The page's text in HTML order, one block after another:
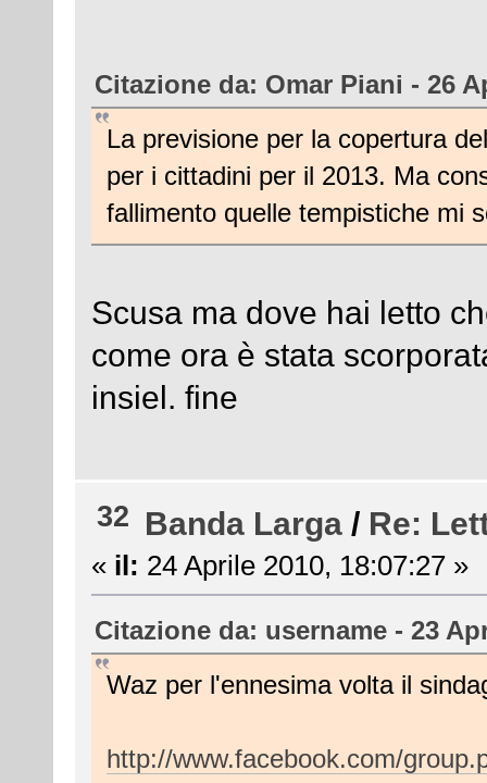
Citazione da: Omar Piani - 26
La previsione per la copertura
per i cittadini per il 2013. Ma
fallimento quelle tempistiche mi
Scusa ma dove hai letto
come ora è stata
insiel. fine
32 Banda Larga / Re:
« il: 24 Aprile 2010, 18:07:27 »
Citazione da: username - 23
Waz per l'ennesima volta il
http://www.facebook.com/